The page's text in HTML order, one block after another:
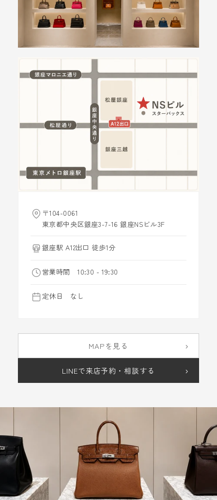
〒104-0061
東京都中央区銀座3-7-16 銀座NSビル3F
銀座駅 A12出口 徒歩1分
営業時間 10:30 - 19:30
定休日 なし
MAPを見る ›
LINEで来店予約・相談する ›